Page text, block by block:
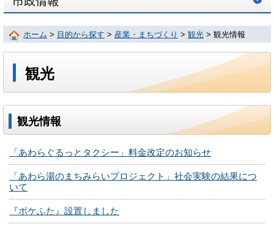
ホーム > 目的から探す > 産業・まちづくり > 観光 > 観光情報
観光
観光情報
「あわらぐるっとタクシー」料金改定のお知らせ
「あわら湯のまちみらいプロジェクト」社会実験の結果につ
いて
『ポケふた』設置しました